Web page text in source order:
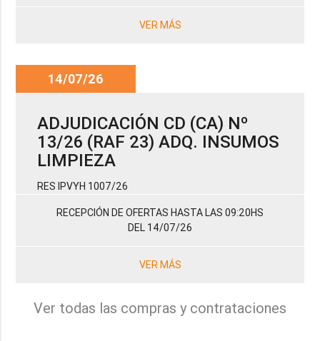
VER MÁS
14/07/26
ADJUDICACIÓN CD (CA) Nº
13/26 (RAF 23) ADQ. INSUMOS
LIMPIEZA
RES IPVYH 1007/26
RECEPCIÓN DE OFERTAS HASTA LAS 09:20HS
DEL 14/07/26
VER MÁS
Ver todas las compras y contrataciones